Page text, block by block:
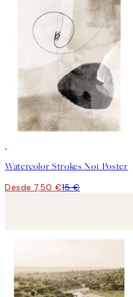
Watercolor Strokes No1 Poster
Desde 7,50 €15 €